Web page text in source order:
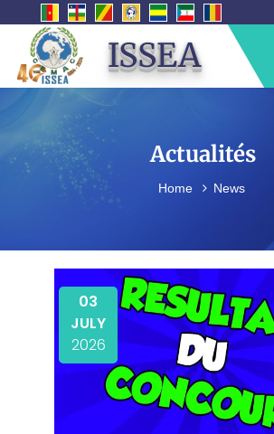
ISSEA
Actualités
Home News
03
JULY
2026